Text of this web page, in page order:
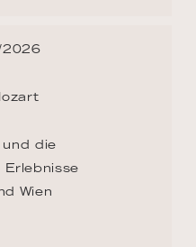
2026
die
Erlebnisse
Wien